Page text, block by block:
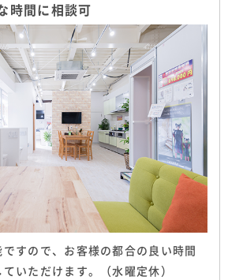
時間に相談可
すので、お客様の都合の良い時間
いただけます。（水曜定休）